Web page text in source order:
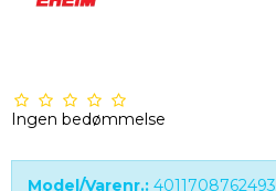
Ingen bedømmelse
Model/Varenr.: 4011708762493